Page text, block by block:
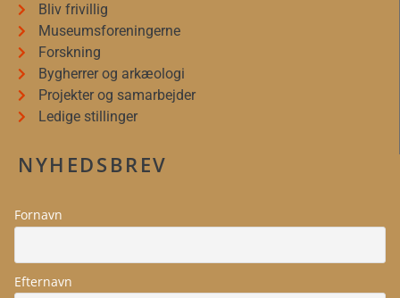
Bliv frivillig
Museumsforeningerne
Forskning
Bygherrer og arkæologi
Projekter og samarbejder
Ledige stillinger
NYHEDSBREV
Fornavn
Efternavn